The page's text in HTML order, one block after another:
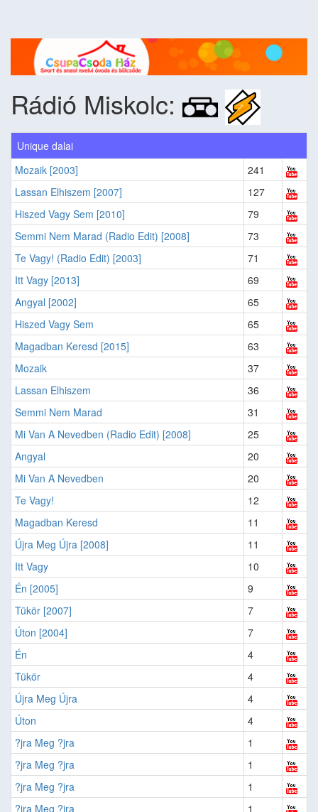
Rádió Miskolc:
Unique dalai
Mozaik [2003]
241
Lassan Elhiszem [2007]
127
Hiszed Vagy Sem [2010]
79
Semmi Nem Marad (Radio Edit) [2008]
73
Te Vagy! (Radio Edit) [2003]
71
Itt Vagy [2013]
69
Angyal [2002]
65
Hiszed Vagy Sem
65
Magadban Keresd [2015]
63
Mozaik
37
Lassan Elhiszem
36
Semmi Nem Marad
31
Mi Van A Nevedben (Radio Edit) [2008]
25
Angyal
20
Mi Van A Nevedben
20
Te Vagy!
12
Magadban Keresd
11
Újra Meg Újra [2008]
11
Itt Vagy
10
Én [2005]
9
Tükör [2007]
7
Úton [2004]
7
Én
4
Tükör
4
Újra Meg Újra
4
Úton
4
?jra Meg ?jra
1
?jra Meg ?jra
1
?jra Meg ?jra
1
?jra Meg ?jra
1